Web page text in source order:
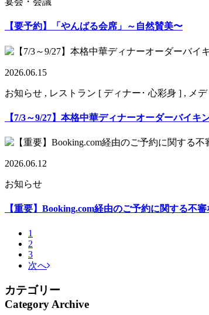
【要予約】「やんばる会席」～自然賛美〜
2026.06.15
お知らせ , レストラン [ ディナー･ 心彩身 ] , メ
【7/3～9/27】本格中華ディナーオーダーバイ
2026.06.12
お知らせ
【重要】Booking.com経由のご予約に関する不
1
2
3
次へ
カテゴリー
Category Archive